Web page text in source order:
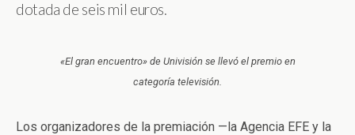
dotada de seis mil euros.
«El gran encuentro» de Univisión se llevó el premio en
categoría televisión.
Los organizadores de la premiación —la Agencia EFE y la